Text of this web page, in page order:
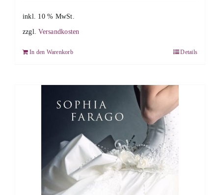
inkl. 10 % MwSt.
zzgl.Versandkosten
In den Warenkorb Details